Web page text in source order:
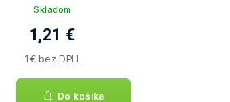
Skladom
1,21 €
1 € bez DPH
Do košíka